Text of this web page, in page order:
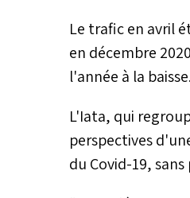
Le trafic en avril
en décembre
l'année à la baisse.
L'Iata, qui
perspectives
du Covid-19,